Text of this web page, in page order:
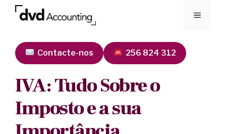
Contacte-nos 256 824 312
IVA: Tudo Sobre o
Imposto e a sua